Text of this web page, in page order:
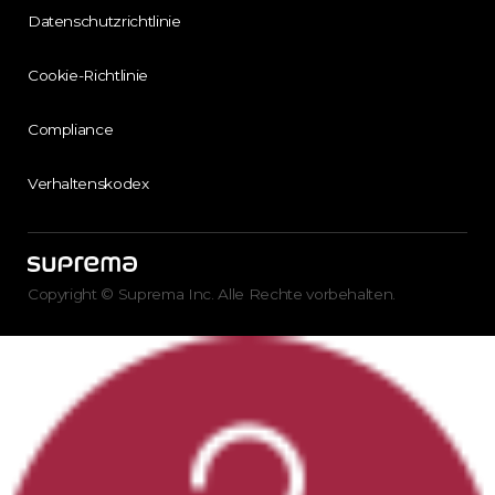
Datenschutzrichtlinie
Cookie-Richtlinie
Compliance
Verhaltenskodex
Copyright © Suprema Inc. Alle Rechte vorbehalten.